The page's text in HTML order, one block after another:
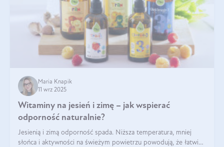
Maria Knapik
11 wrz 2025
Witaminy na jesień i zimę – jak wspierać
odporność naturalnie?
Jesienią i zimą odporność spada. Niższa temperatura, mniej
słońca i aktywności na świeżym powietrzu powodują, że łatwiej